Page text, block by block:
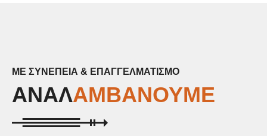
ΜΕ ΣΥΝΕΠΕΙΑ & ΕΠΑΓΓΕΛΜΑΤΙΣΜΟ
ΑΝΑΛΑΜΒΑΝΟΥΜΕ